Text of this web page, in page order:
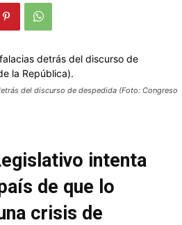
del discurso de despedida (Foto: Congreso
intenta
de que lo
crisis de